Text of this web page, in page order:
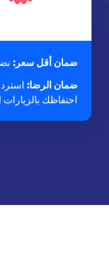
ضمان أقل سعر:
ضمان الرضا:
احتفاظك